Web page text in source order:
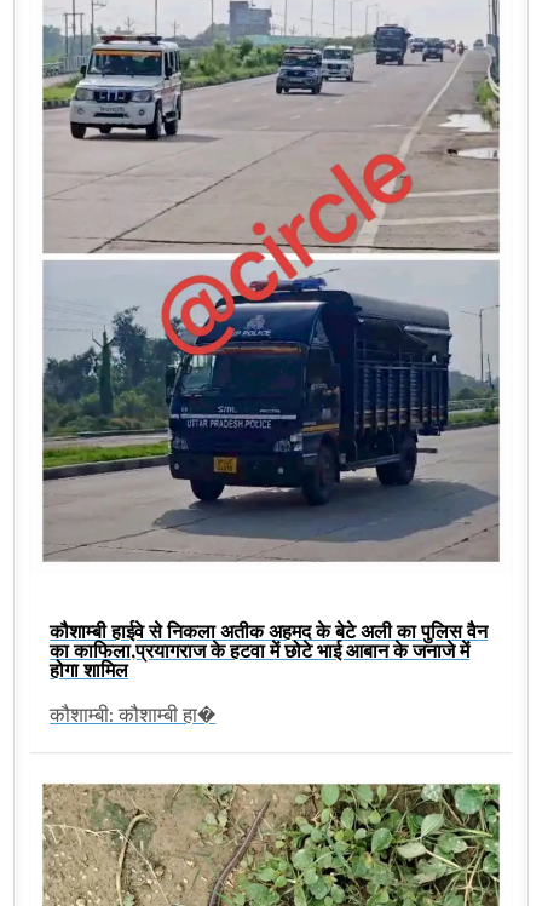
कौशाम्बी हाईवे से निकला अतीक अहमद के बेटे अली का पुलिस वैन
का काफिला,प्रयागराज के हटवा में छोटे भाई आबान के जनाजे में
होगा शामिल
कौशाम्बी: कौशाम्बी हा�